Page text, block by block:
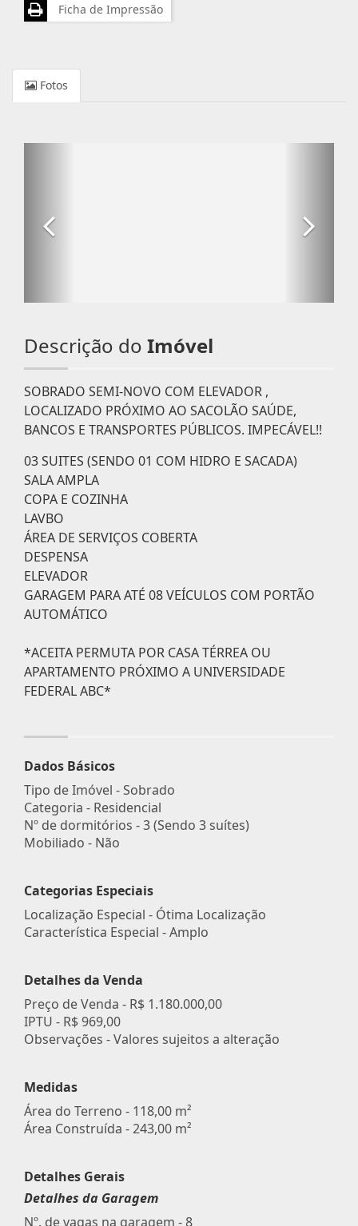
Ficha de Impressão
Fotos
Descrição do Imóvel
SOBRADO SEMI-NOVO COM ELEVADOR ,
LOCALIZADO PRÓXIMO AO SACOLÃO SAÚDE,
BANCOS E TRANSPORTES PÚBLICOS. IMPECÁVEL!!
03 SUITES (SENDO 01 COM HIDRO E SACADA)
SALA AMPLA
COPA E COZINHA
LAVBO
ÁREA DE SERVIÇOS COBERTA
DESPENSA
ELEVADOR
GARAGEM PARA ATÉ 08 VEÍCULOS COM PORTÃO
AUTOMÁTICO
*ACEITA PERMUTA POR CASA TÉRREA OU
APARTAMENTO PRÓXIMO A UNIVERSIDADE
FEDERAL ABC*
Dados Básicos
Tipo de Imóvel - Sobrado
Categoria - Residencial
Nº de dormitórios - 3 (Sendo 3 suítes)
Mobiliado - Não
Categorias Especiais
Localização Especial - Ótima Localização
Característica Especial - Amplo
Detalhes da Venda
Preço de Venda - R$ 1.180.000,00
IPTU - R$ 969,00
Observações - Valores sujeitos a alteração
Medidas
Área do Terreno - 118,00 m²
Área Construída - 243,00 m²
Detalhes Gerais
Detalhes da Garagem
Nº. de vagas na garagem - 8